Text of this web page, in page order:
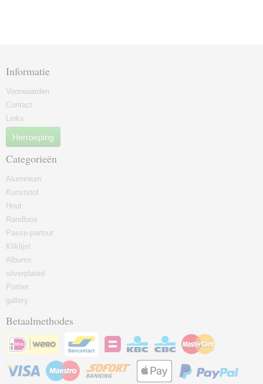
Informatie
Voorwaarden
Contact
Links
Herroeping
Categorieën
Aluminium
Kunststof
Hout
Randloos
Passe-partout
Kliklijst
Albums
silverplated
Portret
gallery
Betaalmethodes